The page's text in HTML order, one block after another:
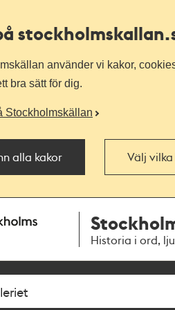
stockholmskallan
använder vi kakor,
bra sätt för dig.
Stockholmskällan
alla kakor Välj
Historia i ord,